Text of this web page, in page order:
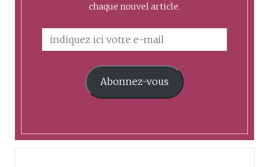
chaque nouvel article.
Abonnez-vous